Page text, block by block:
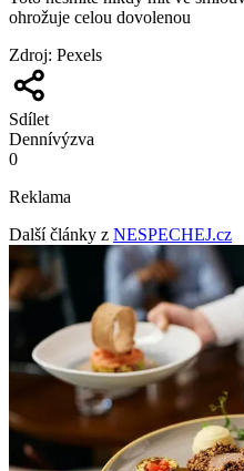
ohrožuje celou dovolenou
Zdroj: Pexels
Sdílet
Dennívýzva
0
Reklama
Další články z NESPECHEJ.cz